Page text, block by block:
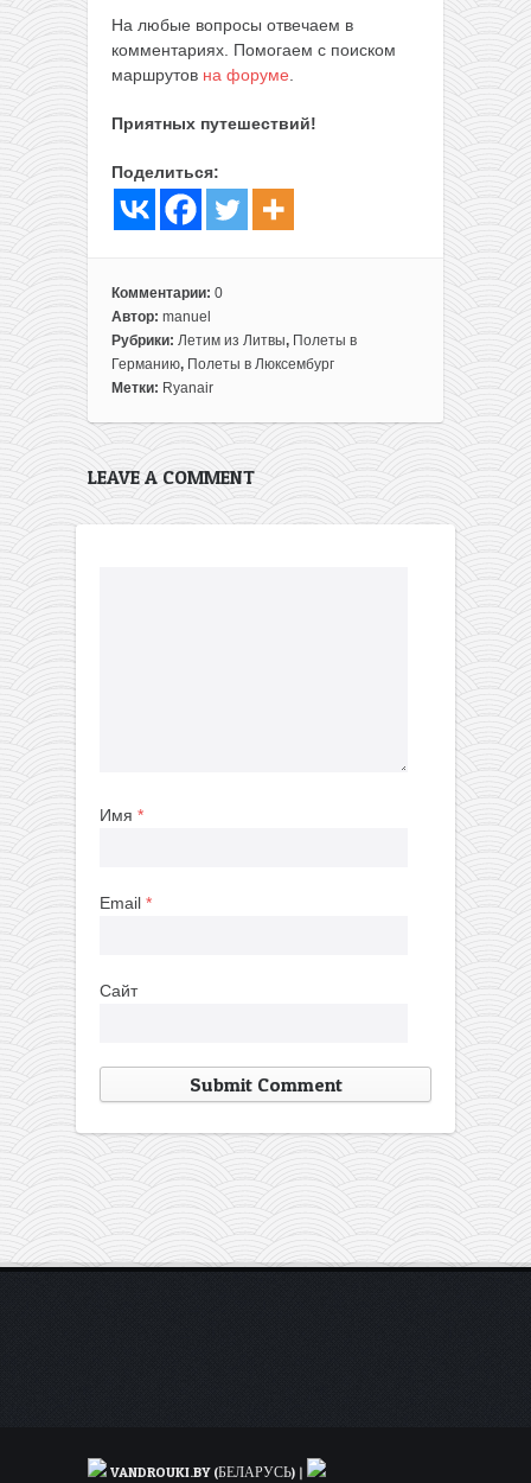
На любые вопросы отвечаем в
комментариях. Помогаем с поиском
маршрутов на форуме
Приятных путешествий!
Поделиться:
Комментарии: 0
Автор: manuel
Рубрики: Летим из Литвы, Полеты в
Германию, Полеты в Люксембург
Метки: Ryanair
LEAVE A COMMENT
Имя *
Email *
Сайт
VANDROUKI.BY (БЕЛАРУСЬ) |